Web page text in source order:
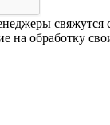
свяжутся
на обработку